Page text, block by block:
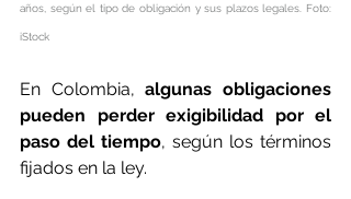
años, según el tipo de obligación y sus plazos legales. Foto:
iStock
En Colombia, algunas obligaciones
pueden perder exigibilidad por el
paso del tiempo, según los términos
fijados en la ley.